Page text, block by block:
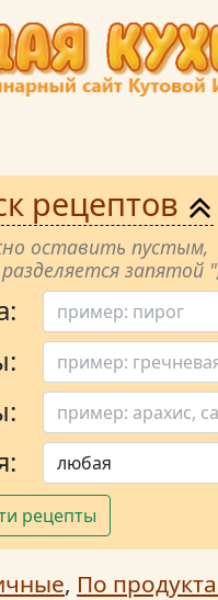
рецептов
оставить пустым,
запятой
рецепты
, По